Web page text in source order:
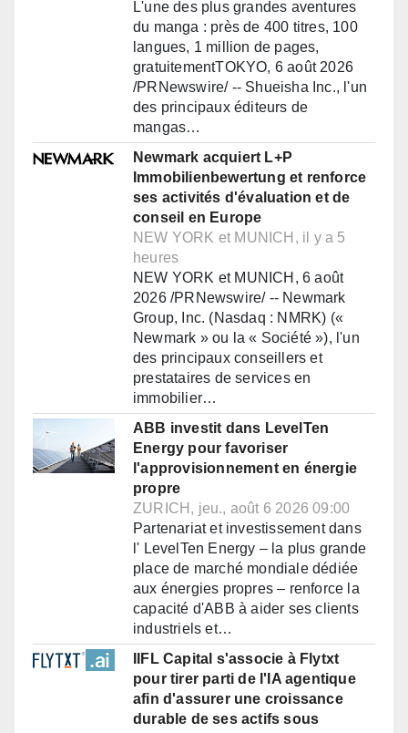
L'une des plus grandes aventures
du manga : près de 400 titres, 100
langues, 1 million de pages,
gratuitementTOKYO, 6 août 2026
/PRNewswire/ -- Shueisha Inc., l'un
des principaux éditeurs de
mangas…
Newmark acquiert L+P
Immobilienbewertung et renforce
ses activités d'évaluation et de
conseil en Europe
NEW YORK et MUNICH, il y a 5
heures
NEW YORK et MUNICH, 6 août
2026 /PRNewswire/ -- Newmark
Group, Inc. (Nasdaq : NMRK) («
Newmark » ou la « Société »), l'un
des principaux conseillers et
prestataires de services en
immobilier…
ABB investit dans LevelTen
Energy pour favoriser
l'approvisionnement en énergie
propre
ZURICH, jeu., août 6 2026 09:00
Partenariat et investissement dans
l' LevelTen Energy – la plus grande
place de marché mondiale dédiée
aux énergies propres – renforce la
capacité d'ABB à aider ses clients
industriels et…
IIFL Capital s'associe à Flytxt
pour tirer parti de l'IA agentique
afin d'assurer une croissance
durable de ses actifs sous